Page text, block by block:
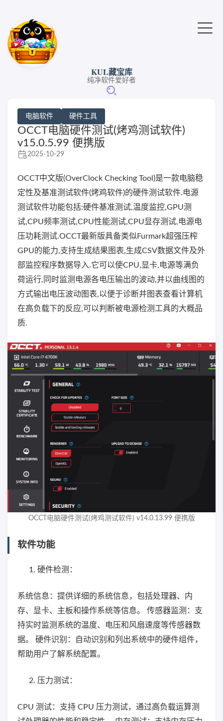
KUL藏宝库
纯净软件爱好者
电脑软件 硬件工具
OCCT电脑硬件测试(烤鸡测试软件)
v15.0.5.99 便携版
2025-10-29
OCCT中文版(OverClock Checking Tool)是一款电脑稳
定性及基准测试软件(烤鸡软件)的硬件测试软件.电源
测试软件功能包括:硬件基准测试,温度监控,GPU测
试,CPU频率测试,CPU性能测试,CPU显存测试,电源电
压功耗测试.OCCT最新版具备类似Furmark超强压榨
GPU的能力,支持生成结果图表,生成CSV数据文件及外
部监控程序数据导入.它可以使CPU,显卡,电源等满负
荷运行,同时监测电源各电压输出的波动,并以曲线图的
方式输出电压波动图表,以便于诊断并图表查看计算机
在高负载下的反应,可以判断被电源检测工具的大概品
质.
OCCT电脑硬件测试(烤鸡测试软件) v14.0.13.99 便携版
软件功能
硬件检测：
系统信息：提供详细的系统信息，包括处理器、内
存、显卡、主板和操作系统等信息。 传感器监测：支
持实时监测系统的温度、电压和风扇速度等传感器数
据。 硬件识别：自动识别和列出系统中的硬件组件，
帮助用户了解系统配置。
压力测试：
CPU 测试：支持 CPU 压力测试，通过高负载运算测